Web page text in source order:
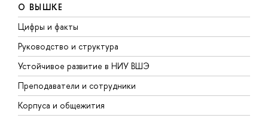
О ВЫШКЕ
Цифры и факты
Руководство и структура
Устойчивое развитие в НИУ ВШЭ
Преподаватели и сотрудники
Корпуса и общежития